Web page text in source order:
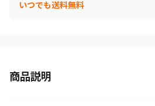
いつでも送料無料
商品説明